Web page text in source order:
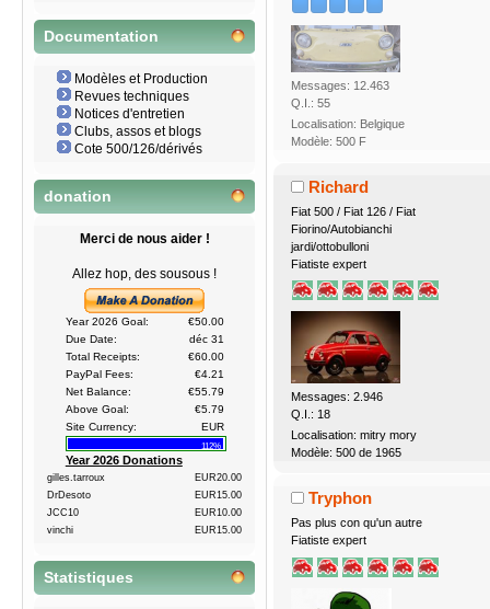
Documentation
Modèles et Production
Revues techniques
Notices d'entretien
Clubs, assos et blogs
Cote 500/126/dérivés
donation
Merci de nous aider !
Allez hop, des sousous !
Year 2026 Goal:
€50.00
Due Date:
déc 31
Total Receipts:
€60.00
PayPal Fees:
€4.21
Net Balance:
€55.79
Above Goal:
€5.79
Site Currency:
EUR
112%
Year 2026 Donations
gilles.tarroux
EUR20.00
DrDesoto
EUR15.00
JCC10
EUR10.00
vinchi
EUR15.00
Statistiques
Messages: 12.463
Q.I.: 55
Localisation: Belgique
Modèle: 500 F
Richard
Fiat 500 / Fiat 126 / Fiat
Fiorino/Autobianchi
jardi/ottobulloni
Fiatiste expert
Messages: 2.946
Q.I.: 18
Localisation: mitry mory
Modèle: 500 de 1965
Tryphon
Pas plus con qu'un autre
Fiatiste expert